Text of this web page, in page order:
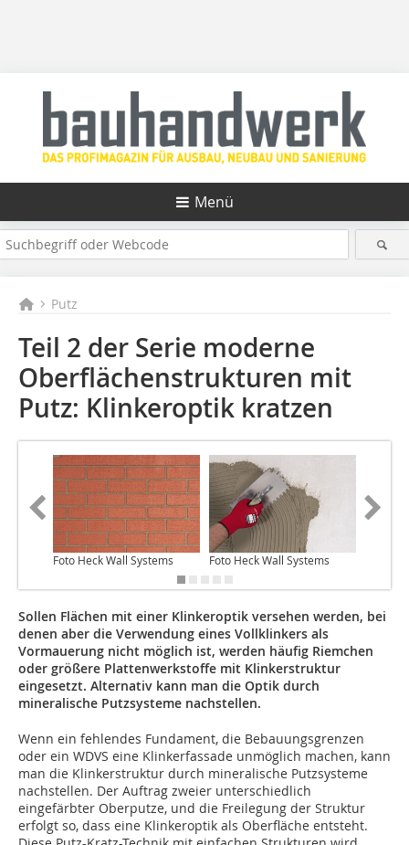
Menü
Putz
Teil 2 der Serie moderne
Oberflächenstrukturen mit
Putz: Klinkeroptik kratzen
Foto Heck Wall Systems Foto Heck Wall Systems
Sollen Flächen mit einer Klinkeroptik versehen werden, bei
denen aber die Verwendung eines Vollklinkers als
Vormauerung nicht möglich ist, werden häufig Riemchen
oder größere Plattenwerkstoffe mit Klinkerstruktur
eingesetzt. Alternativ kann man die Optik durch
mineralische Putzsysteme nachstellen.
Wenn ein fehlendes Fundament, die Bebauungsgrenzen
oder ein WDVS eine Klinkerfassade unmöglich machen, kann
man die Klinkerstruktur durch mineralische Putzsysteme
nachstellen. Der Auftrag zweier unterschiedlich
eingefärbter Oberputze, und die Freilegung der Struktur
erfolgt so, dass eine Klinkeroptik als Oberfläche entsteht.